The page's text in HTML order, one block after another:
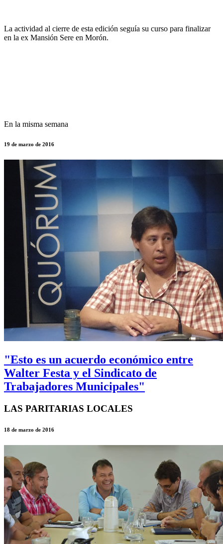
La actividad al cierre de esta edición seguía su curso para finalizar
en la ex Mansión Sere en Morón.
En la misma semana
19 de marzo de 2016
"Esto es un acuerdo económico entre
Walter Festa y el Sindicato de
Trabajadores Municipales"
LAS PARITARIAS LOCALES
18 de marzo de 2016